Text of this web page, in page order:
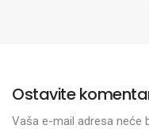
Ostavite
Vaša e-mail adresa neće